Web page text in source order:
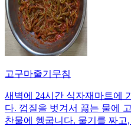
고구마줄기무침
새벽에 24시간 식자재마트에
다. 껍질을 벗겨서 끓는 물에
찬물에 헹굽니다. 물기를 짜